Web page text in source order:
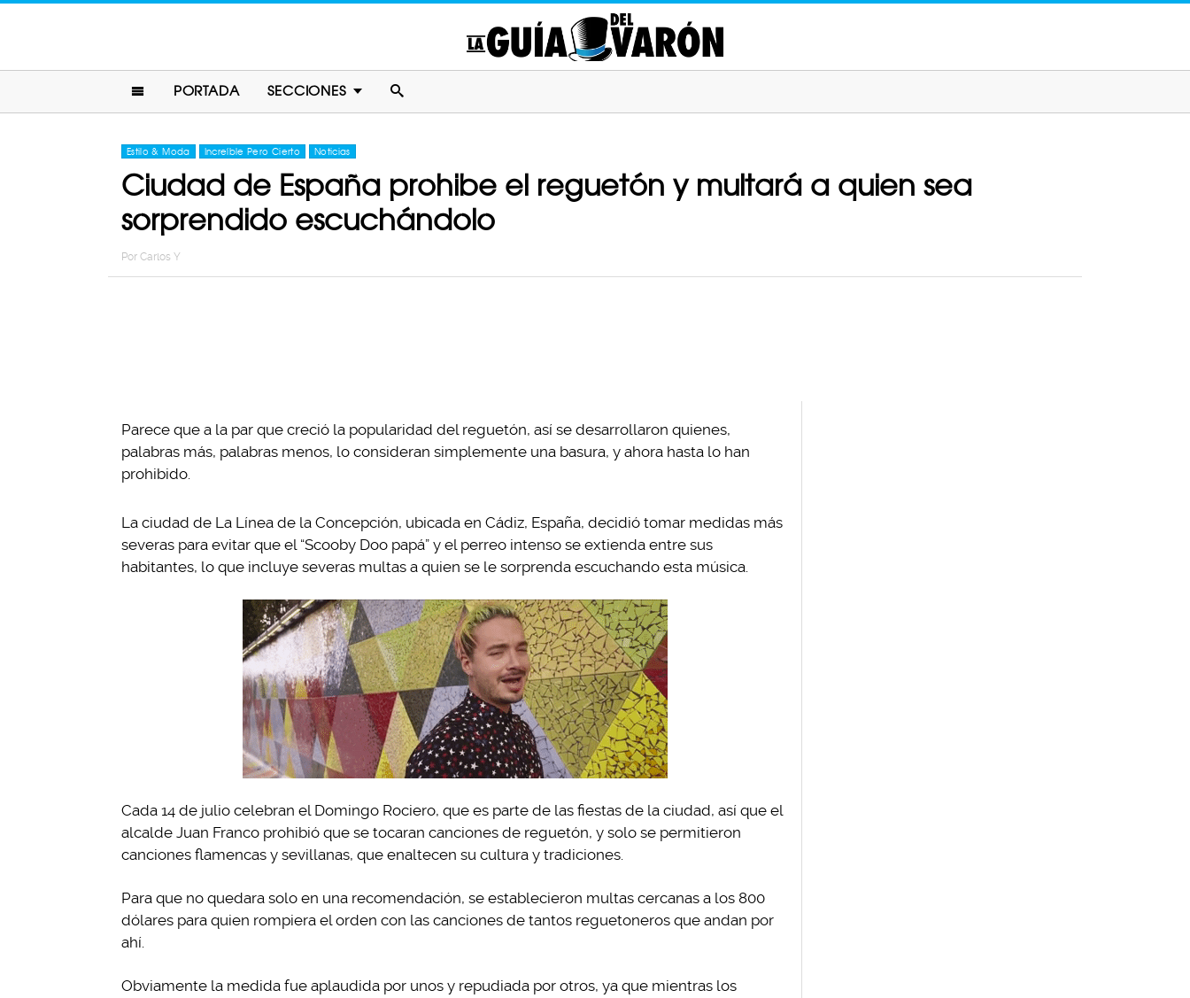
PORTADA SECCIONES
Estilo & Moda Increíble Pero Cierto Noticias
Ciudad de España prohibe el reguetón y multará a quien sea
sorprendido escuchándolo
Por Carlos Y
Parece que a la par que creció la popularidad del reguetón, así se desarrollaron quienes,
palabras más, palabras menos, lo consideran simplemente una basura, y ahora hasta lo han
prohibido.
La ciudad de La Línea de la Concepción, ubicada en Cádiz, España, decidió tomar medidas más
severas para evitar que el “Scooby Doo papá” y el perreo intenso se extienda entre sus
habitantes, lo que incluye severas multas a quien se le sorprenda escuchando esta música.
Cada 14 de julio celebran el Domingo Rociero, que es parte de las fiestas de la ciudad, así que el
alcalde Juan Franco prohibió que se tocaran canciones de reguetón, y solo se permitieron
canciones flamencas y sevillanas, que enaltecen su cultura y tradiciones.
Para que no quedara solo en una recomendación, se establecieron multas cercanas a los 800
dólares para quien rompiera el orden con las canciones de tantos reguetoneros que andan por
ahí.
Obviamente la medida fue aplaudida por unos y repudiada por otros, ya que mientras los